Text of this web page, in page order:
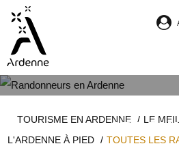
contenu
principal
d'ArianeTOURISME EN ARDENNE
LE
L'ARDENNE À PIED
TOUTES LES